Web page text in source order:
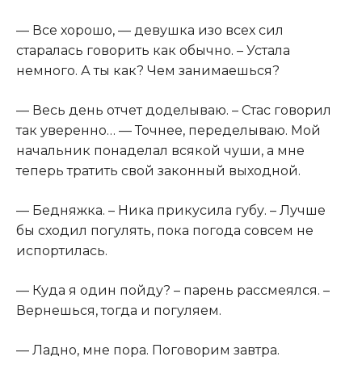
— Все хорошо, — девушка изо всех сил
старалась говорить как обычно. – Устала
немного. А ты как? Чем занимаешься?
— Весь день отчет доделываю. – Стас говорил
так уверенно… — Точнее, переделываю. Мой
начальник понаделал всякой чуши, а мне
теперь тратить свой законный выходной.
— Бедняжка. – Ника прикусила губу. – Лучше
бы сходил погулять, пока погода совсем не
испортилась.
— Куда я один пойду? – парень рассмеялся. –
Вернешься, тогда и погуляем.
— Ладно, мне пора. Поговорим завтра.